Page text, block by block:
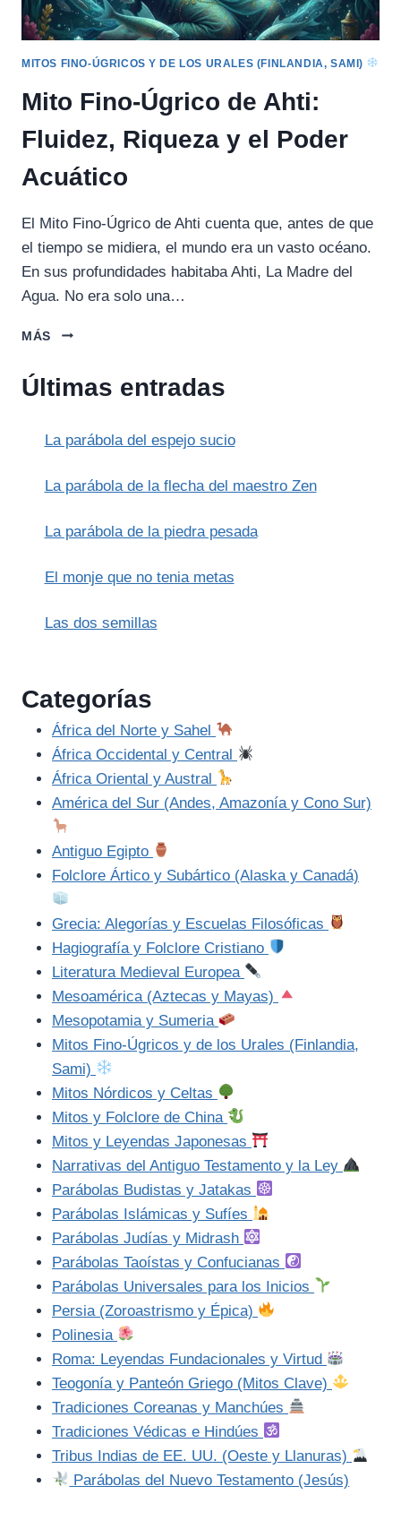
MITOS FINO-ÚGRICOS Y DE LOS URALES (FINLANDIA, SAMI)
Mito Fino-Úgrico de Ahti:
Fluidez, Riqueza y el Poder
Acuático
El Mito Fino-Úgrico de Ahti cuenta que, antes de que
el tiempo se midiera, el mundo era un vasto océano.
En sus profundidades habitaba Ahti, La Madre del
Agua. No era solo una…
MÁS
MITO
DE
RIQUEZA
EL
Últimas entradas
La parábola del espejo sucio
La parábola de la flecha del maestro Zen
La parábola de la piedra pesada
El monje que no tenia metas
Las dos semillas
Categorías
África del Norte y Sahel
África Occidental y Central
África Oriental y Austral
América del Sur (Andes, Amazonía y Cono Sur)
Antiguo Egipto
Folclore Ártico y Subártico (Alaska y Canadá)
Grecia: Alegorías y Escuelas Filosóficas
Hagiografía y Folclore Cristiano
Literatura Medieval Europea
Mesoamérica (Aztecas y Mayas)
Mesopotamia y Sumeria
Mitos Fino-Úgricos y de los Urales (Finlandia,
Sami)
Mitos Nórdicos y Celtas
Mitos y Folclore de China
Mitos y Leyendas Japonesas
Narrativas del Antiguo Testamento y la Ley
Parábolas Budistas y Jatakas
Parábolas Islámicas y Sufíes
Parábolas Judías y Midrash
Parábolas Taoístas y Confucianas
Parábolas Universales para los Inicios
Persia (Zoroastrismo y Épica)
Polinesia
Roma: Leyendas Fundacionales y Virtud
Teogonía y Panteón Griego (Mitos Clave)
Tradiciones Coreanas y Manchúes
Tradiciones Védicas e Hindúes
Tribus Indias de EE. UU. (Oeste y Llanuras)
Parábolas del Nuevo Testamento (Jesús)